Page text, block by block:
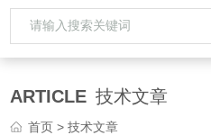
ARTICLE 技术文章
首页 > 技术文章